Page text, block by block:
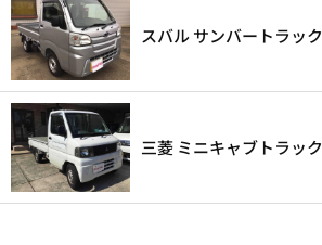
スバル サンバートラック
三菱 ミニキャブトラック